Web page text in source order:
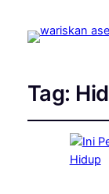
Tag: